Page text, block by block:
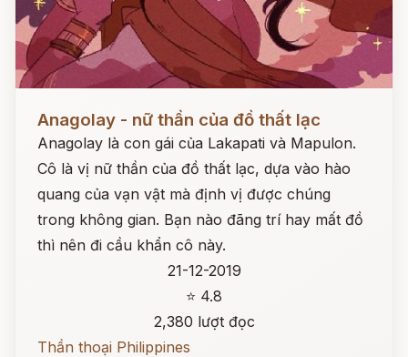
Anagolay - nữ thần của đồ thất lạc
Anagolay là con gái của Lakapati và Mapulon.
Cô là vị nữ thần của đồ thất lạc, dựa vào hào
quang của vạn vật mà định vị được chúng
trong không gian. Bạn nào đãng trí hay mất đồ
thì nên đi cầu khẩn cô này.
21-12-2019
⭐ 4.8
2,380 lượt đọc
Thần thoại Philippines